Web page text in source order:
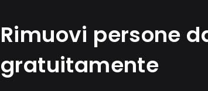
Rimuovi persone
gratuitamente